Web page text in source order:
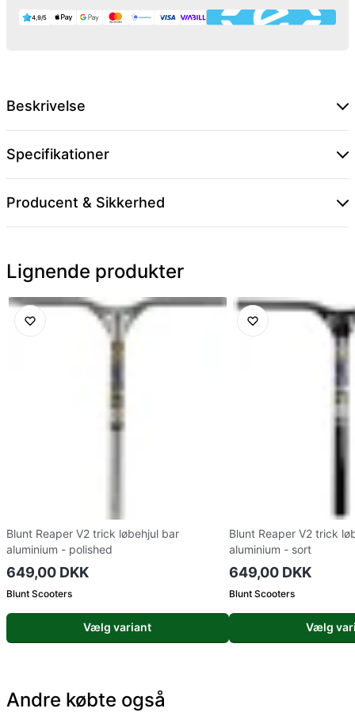
4,9/5
Beskrivelse
Specifikationer
Producent & Sikkerhed
Lignende produkter
Blunt Reaper V2 trick løbehjul bar
aluminium - polished
649,00 DKK
Blunt Scooters
Vælg variant
Blunt Reaper V2 trick
aluminium - sort
649,00 DKK
Blunt Scooters
Vælg
Andre købte også